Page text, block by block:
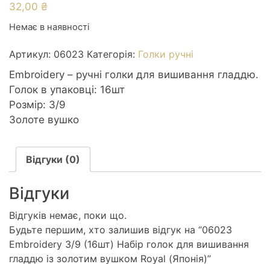
32,00 ₴
Немає в наявності
Артикул: 06023 Категорія: Голки ручні
Embroidery – ручні голки для вишивання гладдю.
Голок в упаковці: 16шт
Розмір: 3/9
Золоте вушко
Відгуки (0)
Відгуки
Відгуків немає, поки що.
Будьте першим, хто залишив відгук на “06023
Embroidery 3/9 (16шт) Набір голок для вишивання
гладдю із золотим вушком Royal (Японія)”